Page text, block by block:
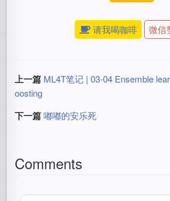
请我喝咖啡 微信
上一篇 ML4T笔记 | 03-04 Ensemble
oosting
下一篇 嘟嘟的安乐死
Comments